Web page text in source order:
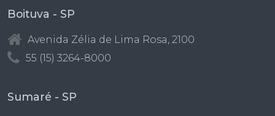
Boituva - SP
Avenida Zélia de Lima Rosa, 2100
55 (15) 3264-8000
Sumaré - SP